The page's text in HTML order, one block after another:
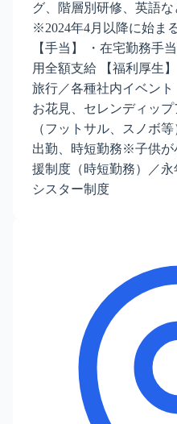
グ、階層別研修、英語
※2024年4月以降に始ま
【手当】 ・在宅勤務手
用全額支給 【福利厚生
旅行／各種社内イベント
お花見、セレンディッ
（フットサル、スノボ
出勤、時短勤務※子供が
援制度（時短勤務）／
シスター制度